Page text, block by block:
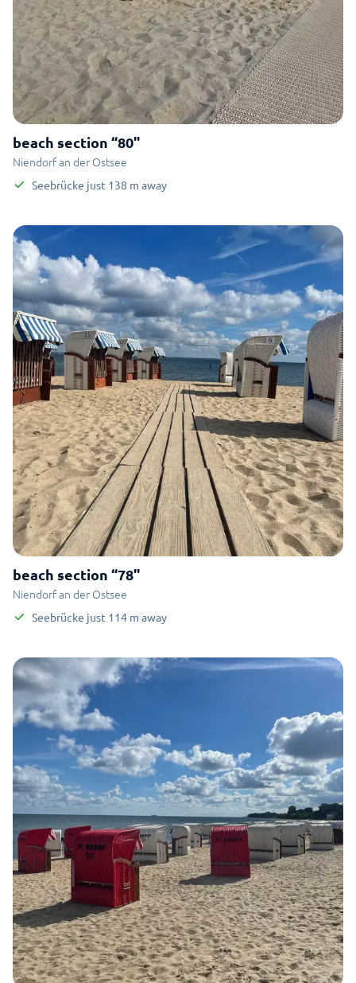
beach section “80"
Niendorf an der Ostsee
Seebrücke just 138 m away
beach section “78"
Niendorf an der Ostsee
Seebrücke just 114 m away